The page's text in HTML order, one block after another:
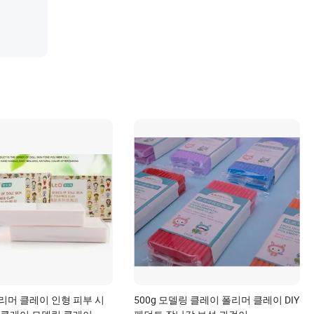
머 클레이 인형 피부 시
500g 모델링 클레이 폴리머 클레이 DIY